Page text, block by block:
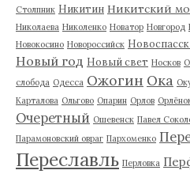
Столпник Никитин Никитский
Николаева Николенко Новатор Новгород
Новокосино Новороссийск
Новый год Новый свет Носков
слобода Одесса Ожогин Ока
Карталова Ольгово Опарин Орлов
Очеретный Ошевенск Павел
Парамоновский овраг Пархоменко
Переславль Перловка